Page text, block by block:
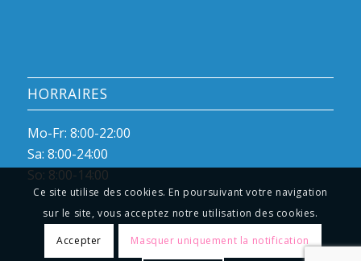
HORRAIRES
Mo-Fr: 8:00-22:00
Sa: 8:00-24:00
So: 8:00-14:00
Ce site utilise des cookies. En poursuivant votre navigation
sur le site, vous acceptez notre utilisation des cookies.
Accepter Masquer uniquement la notification